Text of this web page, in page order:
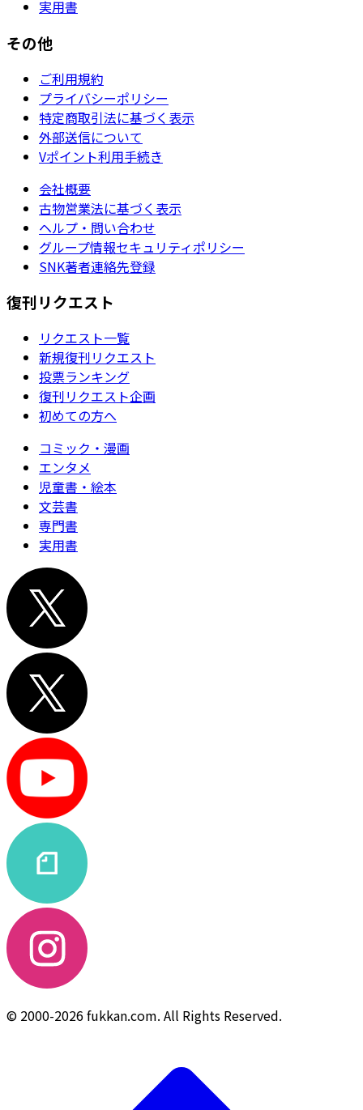
実用書
その他
ご利用規約
プライバシーポリシー
特定商取引法に基づく表示
外部送信について
Vポイント利用手続き
会社概要
古物営業法に基づく表示
ヘルプ・問い合わせ
グループ情報セキュリティポリシー
SNK著者連絡先登録
復刊リクエスト
リクエスト一覧
新規復刊リクエスト
投票ランキング
復刊リクエスト企画
初めての方へ
コミック・漫画
エンタメ
児童書・絵本
文芸書
専門書
実用書
© 2000-2026 fukkan.com. All Rights Reserved.